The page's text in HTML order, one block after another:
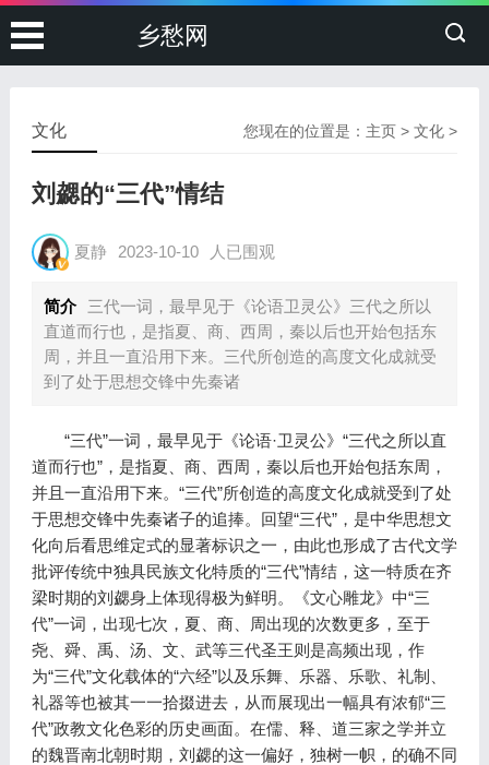
乡愁网
您现在的位置是： 主页 >文化 >
文化
刘勰的“三代”情结
夏静 2023-10-10 人已围观
简介
三代一词，最早见于《论语卫灵公》三代之所以
直道而行也，是指夏、商、西周，秦以后也开始包括东
周，并且一直沿用下来。三代所创造的高度文化成就受
到了处于思想交锋中先秦诸
“三代”一词，最早见于《论语·卫灵公》“三代之所以直
道而行也”，是指夏、商、西周，秦以后也开始包括东周，
并且一直沿用下来。“三代”所创造的高度文化成就受到了处
于思想交锋中先秦诸子的追捧。回望“三代”，是中华思想文
化向后看思维定式的显著标识之一，由此也形成了古代文学
批评传统中独具民族文化特质的“三代”情结，这一特质在齐
梁时期的刘勰身上体现得极为鲜明。《文心雕龙》中“三
代”一词，出现七次，夏、商、周出现的次数更多，至于
尧、舜、禹、汤、文、武等三代圣王则是高频出现，作
为“三代”文化载体的“六经”以及乐舞、乐器、乐歌、礼制、
礼器等也被其一一拾掇进去，从而展现出一幅具有浓郁“三
代”政教文化色彩的历史画面。在儒、释、道三家之学并立
的魏晋南北朝时期，刘勰的这一偏好，独树一帜，的确不同